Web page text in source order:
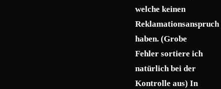
welche keinen
Reklamationsanspruch
haben. (Grobe
Fehler sortiere ich
natürlich bei der
Kontrolle aus) In